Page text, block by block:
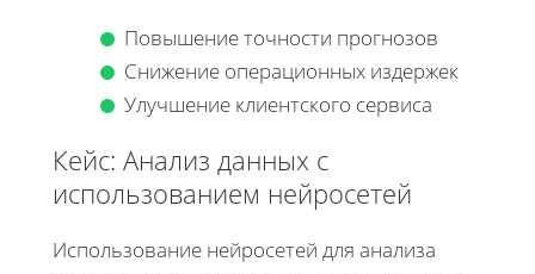
Повышение точности прогнозов
Снижение операционных издержек
Улучшение клиентского сервиса
Кейс: Анализ данных с
использованием нейросетей
Использование нейросетей для анализа